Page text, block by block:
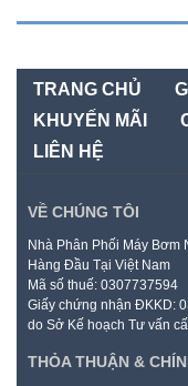
TRANG CHỦ
KHUYẾN MÃI
LIÊN HỆ
VỀ CHÚNG TÔI
Nhà Phân Phối Máy Bơm
Hàng Đầu Tại Việt Nam
Mã số thuế: 0307737594
Giấy chứng nhận ĐKKD:
do Sở Kế hoạch Tư vấn
THỎA THUẬN &